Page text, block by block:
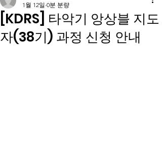
[KDRS] 타악기 앙상블 지도
자(38기) 과정 신청 안내
1월 12일 0분 분량